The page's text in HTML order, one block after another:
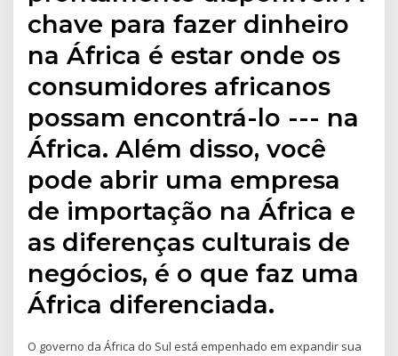
chave para fazer dinheiro
na África é estar onde os
consumidores africanos
possam encontrá-lo --- na
África. Além disso, você
pode abrir uma empresa
de importação na África e
as diferenças culturais de
negócios, é o que faz uma
África diferenciada.
O governo da África do Sul está empenhado em expandir sua